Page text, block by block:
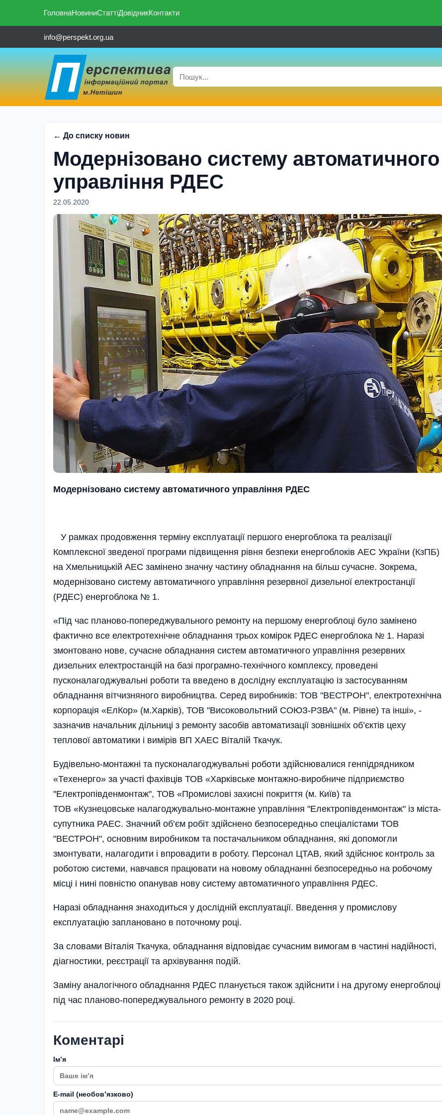
ГоловнаНовиниСтаттіДовідникКонтакти
info@perspekt.org.ua
← До списку новин
Модернізовано систему автоматичного
управління РДЕС
22.05.2020
Модернізовано систему автоматичного управління РДЕС
У рамках продовження терміну експлуатації першого енергоблока та реалізації
Комплексної зведеної програми підвищення рівня безпеки енергоблоків АЕС України (КзПБ)
на Хмельницькій АЕС замінено значну частину обладнання на більш сучасне. Зокрема,
модернізовано систему автоматичного управління резервної дизельної електростанції
(РДЕС) енергоблока № 1.
«Під час планово-попереджувального ремонту на першому енергоблоці було замінено
фактично все електротехнічне обладнання трьох комірок РДЕС енергоблока № 1. Наразі
змонтовано нове, сучасне обладнання систем автоматичного управління резервних
дизельних електростанцій на базі програмно-технічного комплексу, проведені
пусконалагоджувальні роботи та введено в дослідну експлуатацію із застосуванням
обладнання вітчизняного виробництва. Серед виробників: ТОВ "ВЕСТРОН", електротехнічна
корпорація «ЕлКор» (м.Харків), ТОВ "Високовольтний СОЮЗ-РЗВА" (м. Рівне) та інші», -
зазначив начальник дільниці з ремонту засобів автоматизації зовнішніх об’єктів цеху
теплової автоматики і вимірів ВП ХАЕС Віталій Ткачук.
Будівельно-монтажні та пусконалагоджувальні роботи здійснювалися генпідрядником
«Техенерго» за участі фахівців ТОВ «Харківське монтажно-виробниче підприємство
"Електропівденмонтаж", ТОВ «Промислові захисні покриття (м. Київ) та
ТОВ «Кузнецовське налагоджувально-монтажне управління "Електропівденмонтаж" із міста-
супутника РАЕС. Значний об’єм робіт здійснено безпосередньо спеціалістами ТОВ
"ВЕСТРОН", основним виробником та постачальником обладнання, які допомогли
змонтувати, налагодити і впровадити в роботу. Персонал ЦТАВ, який здійснює контроль за
роботою системи, навчався працювати на новому обладнанні безпосередньо на робочому
місці і нині повністю опанував нову систему автоматичного управління РДЕС.
Наразі обладнання знаходиться у дослідній експлуатації. Введення у промислову
експлуатацію заплановано в поточному році.
За словами Віталія Ткачука, обладнання відповідає сучасним вимогам в частині надійності,
діагностики, реєстрації та архівування подій.
Заміну аналогічного обладнання РДЕС планується також здійснити і на другому енергоблоці
під час планово-попереджувального ремонту в 2020 році.
Коментарі
Імʼя
E-mail (необовʼязково)